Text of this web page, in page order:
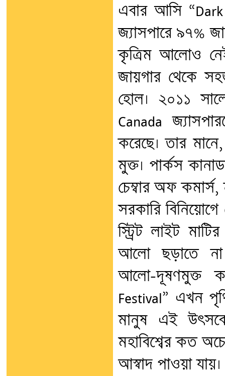
এবার আসি “Dark
জ্যাসপারে ৯৭%
কৃত্রিম আলোও
জায়গার থেকে
হোল। ২০১১
Canada
করেছে। তার
মুক্ত। পার্কস
চেম্বার অফ
সরকারি
স্ট্রিট লাইট
আলো ছড়াতে না
আলো-দূষণমুক্ত
Festival” এখন
মানুষ এই
মহাবিশ্বের কত
আস্বাদ পাওয়া যায়।